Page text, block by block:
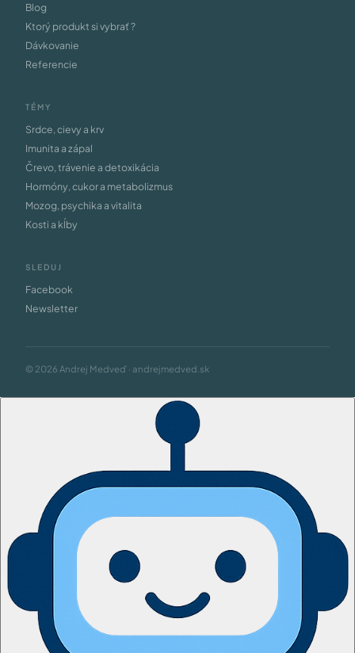
Blog
Ktorý produkt si vybrať ?
Dávkovanie
Referencie
TÉMY
Srdce, cievy a krv
Imunita a zápal
Črevo, trávenie a detoxikácia
Hormóny, cukor a metabolizmus
Mozog, psychika a vitalita
Kosti a kĺby
SLEDUJ
Facebook
Newsletter
© 2026 Andrej Medveď · andrejmedved.sk